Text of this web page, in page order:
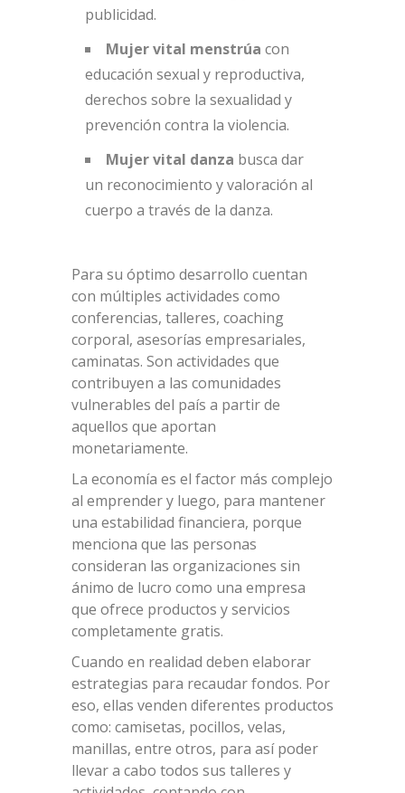
publicidad.
Mujer vital menstrúa con
educación sexual y reproductiva,
derechos sobre la sexualidad y
prevención contra la violencia.
Mujer vital danza busca dar
un reconocimiento y valoración al
cuerpo a través de la danza.
Para su óptimo desarrollo cuentan
con múltiples actividades como
conferencias, talleres, coaching
corporal, asesorías empresariales,
caminatas. Son actividades que
contribuyen a las comunidades
vulnerables del país a partir de
aquellos que aportan
monetariamente.
La economía es el factor más complejo
al emprender y luego, para mantener
una estabilidad financiera, porque
menciona que las personas
consideran las organizaciones sin
ánimo de lucro como una empresa
que ofrece productos y servicios
completamente gratis.
Cuando en realidad deben elaborar
estrategias para recaudar fondos. Por
eso, ellas venden diferentes productos
como: camisetas, pocillos, velas,
manillas, entre otros, para así poder
llevar a cabo todos sus talleres y